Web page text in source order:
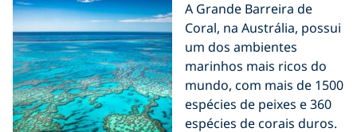
A Grande Barreira de
Coral, na Austrália, possui
um dos ambientes
marinhos mais ricos do
mundo, com mais de 1500
espécies de peixes e 360
espécies de corais duros.